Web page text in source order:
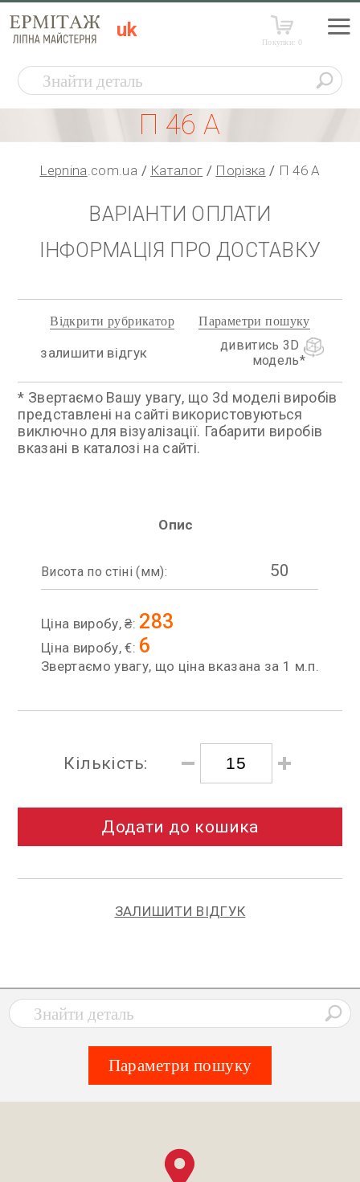
uk
Покупки:0
П 46 А
Lepnina.com.ua Каталог Порізка П 46 А
ВАРІАНТИ ОПЛАТИ
ІНФОРМАЦІЯ ПРО ДОСТАВКУ
залишити відгук
дивитись 3D
модель
Відкрити рубрикатор Параметри пошуку
* Звертаємо Вашу увагу, що 3d моделі виробів
представлені на сайті використовуються
виключно для візуалізації. Габарити виробів
вказані в каталозі на сайті.
Опис
Висота по стіні (мм): 50
Ціна виробу, ₴: 283
Ціна виробу, €: 6
Звертаємо увагу, що ціна вказана за 1 м.п.
Кількість:
Додати до кошика
ЗАЛИШИТИ ВІДГУК
Параметри пошуку